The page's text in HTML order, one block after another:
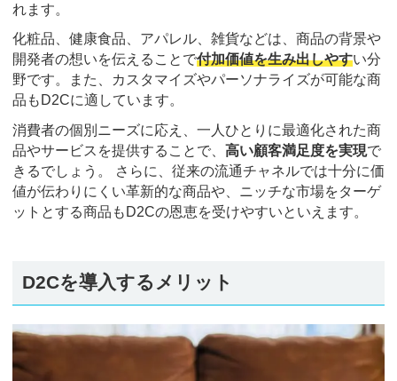
れます。
化粧品、健康食品、アパレル、雑貨などは、商品の背景や
開発者の想いを伝えることで付加価値を生み出しやすい分
野です。また、カスタマイズやパーソナライズが可能な商
品もD2Cに適しています。
消費者の個別ニーズに応え、一人ひとりに最適化された商
品やサービスを提供することで、 高い顧客満足度を実現で
きるでしょう。 さらに、従来の流通チャネルでは十分に価
値が伝わりにくい革新的な商品や、ニッチな市場をターゲ
ットとする商品もD2Cの恩恵を受けやすいといえます。
D2Cを導入するメリット